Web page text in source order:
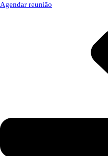
Agendar reunião